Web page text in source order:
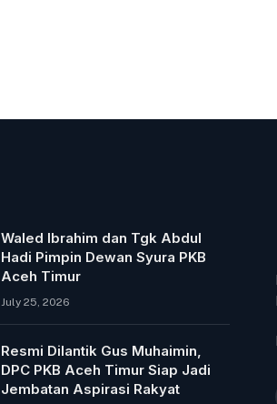
Waled Ibrahim dan Tgk Abdul
Hadi Pimpin Dewan Syura PKB
Aceh Timur
July 25, 2026
Resmi Dilantik Gus Muhaimin,
DPC PKB Aceh Timur Siap Jadi
Jembatan Aspirasi Rakyat